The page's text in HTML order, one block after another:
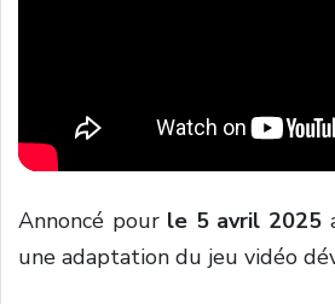
Annoncé pour le 5 avril 2025
une adaptation du jeu vidéo